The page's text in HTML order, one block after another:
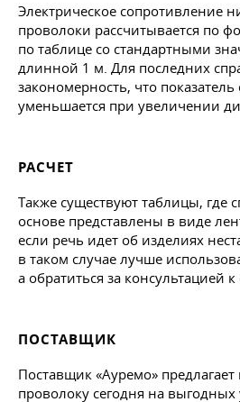
Электрическое сопротивление
проволоки рассчитывается по
по таблице со стандартными
длинной 1 м. Для последних
закономерность, что
уменьшается при увеличении
РАСЧЕТ
Также существуют таблицы, где
основе представлены в виде
если речь идет об изделиях
в таком случае лучше
а обратиться за консультацией к
ПОСТАВЩИК
Поставщик «Ауремо»
проволоку сегодня на